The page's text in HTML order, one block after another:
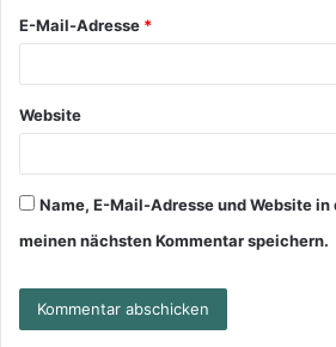
E-Mail-Adresse *
Website
Name, E-Mail-Adresse und Website
meinen nächsten Kommentar speichern.